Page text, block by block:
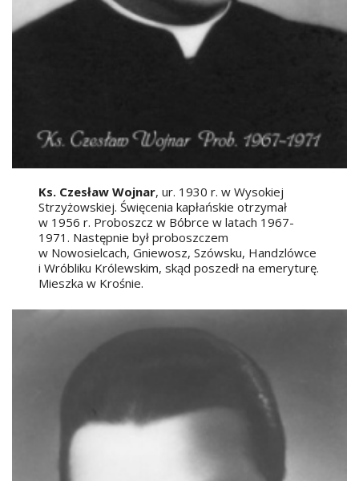
Ks. Czesław Wojnar, ur. 1930 r. w Wysokiej
Strzyżowskiej. Święcenia kapłańskie otrzymał
w 1956 r. Proboszcz w Bóbrce w latach 1967-
1971. Następnie był proboszczem
w Nowosielcach, Gniewosz, Szówsku, Handzlówce
i Wróbliku Królewskim, skąd poszedł na emeryturę.
Mieszka w Krośnie.